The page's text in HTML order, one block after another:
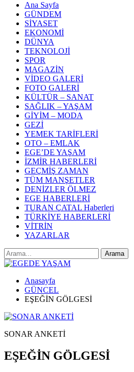
Ana Sayfa
GÜNDEM
SİYASET
EKONOMİ
DÜNYA
TEKNOLOJİ
SPOR
MAGAZİN
VİDEO GALERİ
FOTO GALERİ
KÜLTÜR – SANAT
SAĞLIK – YAŞAM
GİYİM – MODA
GEZİ
YEMEK TARİFLERİ
OTO – EMLAK
EGE’DE YAŞAM
İZMİR HABERLERİ
GEÇMİŞ ZAMAN
TÜM MANŞETLER
DENİZLER ÖLMEZ
EGE HABERLERİ
TURAN ÇATAL Haberleri
TÜRKİYE HABERLERİ
VİTRİN
YAZARLAR
Anasayfa
GÜNCEL
EŞEĞİN GÖLGESİ
SONAR ANKETİ
EŞEĞİN GÖLGESİ